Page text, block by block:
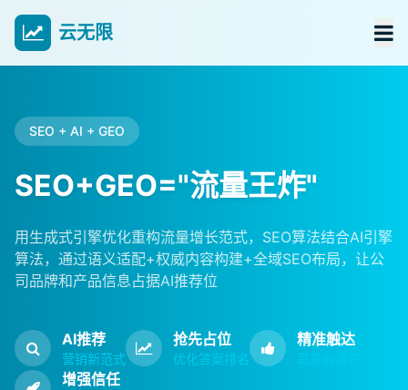
云无限
SEO + AI + GEO
SEO+GEO="流量王炸"
用生成式引擎优化重构流量增长范式，SEO算法结合AI引擎
算法，通过语义适配+权威内容构建+全域SEO布局，让公
司品牌和产品信息占据AI推荐位
AI推荐
营销新范式
抢先占位
优化答案排名
精准触达
增强信任